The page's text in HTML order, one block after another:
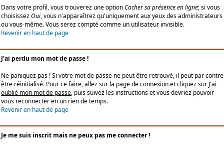
Dans votre profil, vous trouverez une optionCacher sa présence en ligne; si vous
choisissezOui, vous n'apparaîtrez qu'uniquement aux yeux des administrateurs
ou vous-même. Vous serez compté comme un utilisateur invisible.
Revenir en haut de page
J'ai perdu mon mot de passe !
Ne paniquez pas ! Si votre mot de passe ne peut être retrouvé, il peut par contre
être réinitialisé. Pour ce faire, allez sur la page de connexion et cliquez sur J'ai
oublié mon mot de passe, puis suivez les instructions et vous devriez pouvoir
vous reconnecter en un rien de temps.
Revenir en haut de page
Je me suis inscrit mais ne peux pas me connecter !